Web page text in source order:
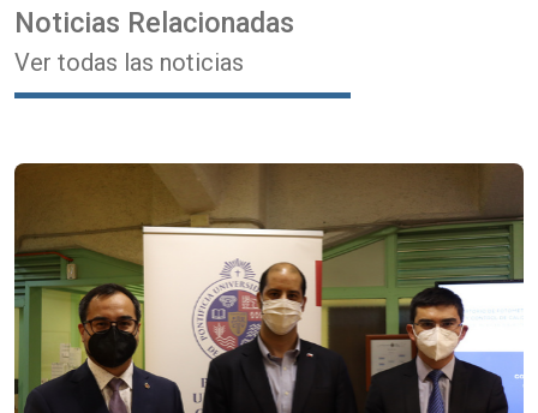
Noticias Relacionadas
Ver todas las noticias